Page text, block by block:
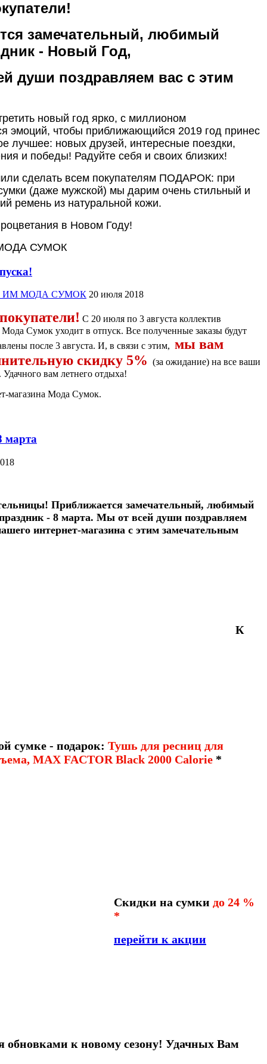
замечательный, любимый
- Новый Год,
души поздравляем вас с этим
новый год ярко, с миллионом
эмоций, чтобы приближающийся 2019 год принес
лучшее: новых друзей, интересные поездки,
и победы! Радуйте себя и своих близких!
сделать всем покупателям ПОДАРОК: при
(даже мужской) мы дарим очень стильный и
ремень из натуральной кожи.
в Новом Году!
СУМОК
ИМ МОДА СУМОК 20 июля 2018
С 20 июля по 3 августа коллектив
Сумок уходит в отпуск. Все полученные заказы будут
после 3 августа. И, в связи с этим, мы вам
скидку 5% (за ожидание) на все ваши
Удачного вам летнего отдыха!
магазина Мода Сумок.
марта
Приближается замечательный, любимый
- 8 марта. Мы от всей души поздравляем
интернет-магазина с этим замечательным
К
сумке - подарок: Тушь для ресниц для
MAX FACTOR Black 2000 Calorie *
Скидки на сумки до 24 %
*
перейти к акции
обновками к новому сезону! Удачных Вам